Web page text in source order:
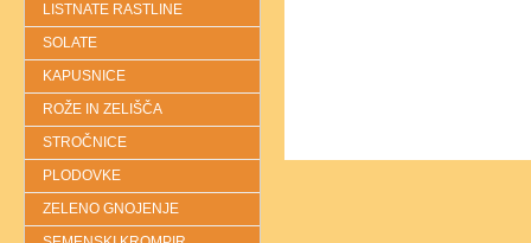
LISTNATE RASTLINE
SOLATE
KAPUSNICE
ROŽE IN ZELIŠČA
STROČNICE
PLODOVKE
ZELENO GNOJENJE